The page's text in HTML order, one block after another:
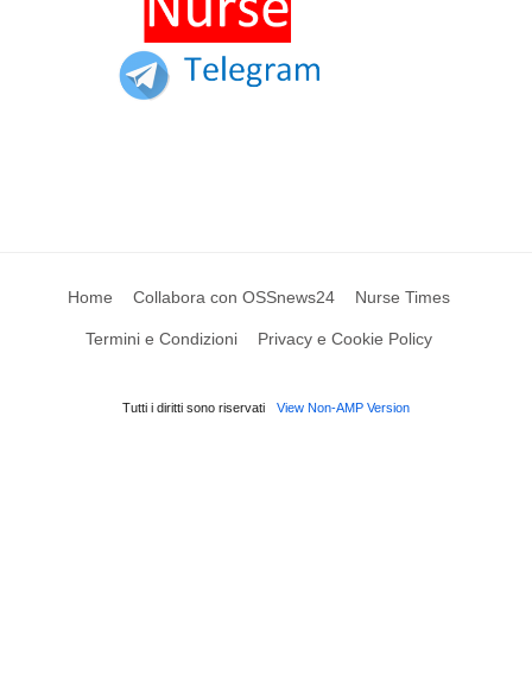
Home Collabora con OSSnews24 Nurse Times
Termini e Condizioni Privacy e Cookie Policy
Tutti i diritti sono riservati View Non-AMP Version